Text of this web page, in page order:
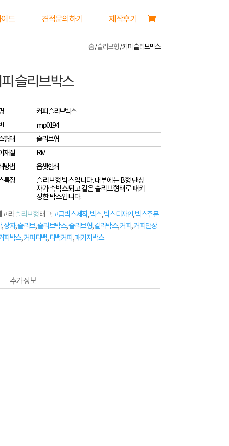
드 견적문의하기 제작후기
홈/슬리브형/ 커피 슬리브박스
슬리브박스
커피 슬리브박스
mp0194
형태
슬리브형
재질
RIV
방법
옵셋인쇄
특징
슬리브형 박스입니다. 내부에는 B형 단상
자가 속박스되고 겉은 슬리브형태로 패키
징한 박스입니다.
고리:슬리브형태그:고급박스제작,박스,박스디자인,박스주문
,상자,슬리브,슬리브박스,슬리브형,칼라박스,커피,커피단상
피박스,커피티백,티백커피,패키지박스
추가 정보